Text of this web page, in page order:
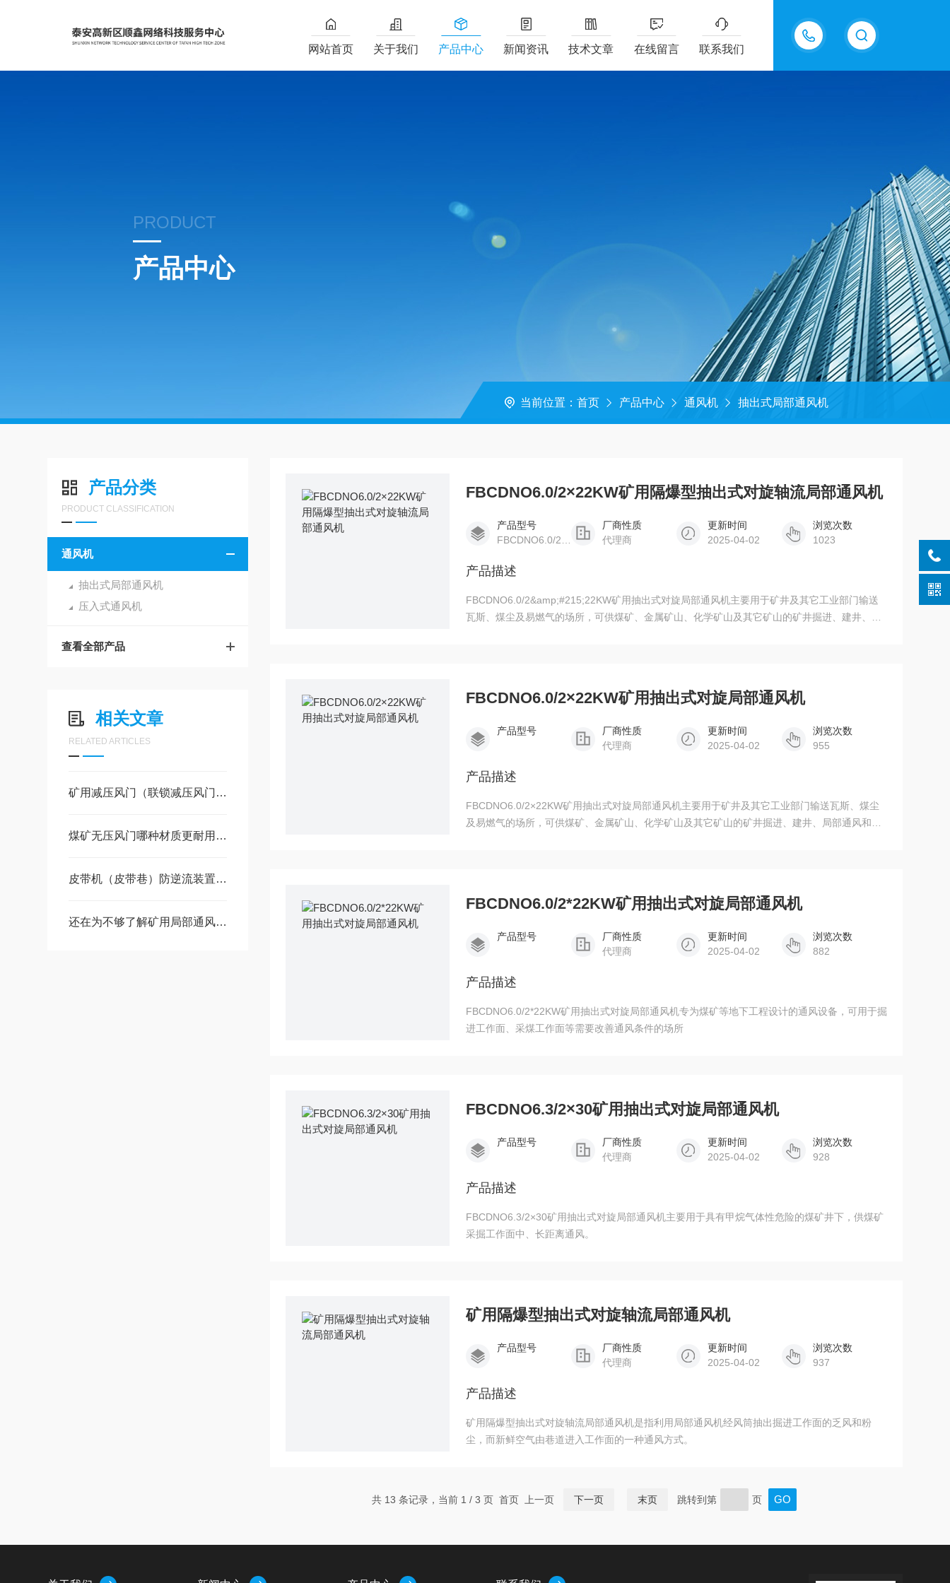
18605483306
网站首页 关于我们 产品中心 新闻资讯 技术文章 在线留言 联系我们
PRODUCT
产品中心
当前位置： 首页 产品中心 通风机 抽出式局部通风机
产品分类
PRODUCT CLASSIFICATION
通风机
抽出式局部通风机
压入式通风机
查看全部产品
相关文章
RELATED ARTICLES
矿用减压风门（联锁减压风门）存在的意义
煤矿无压风门哪种材质更耐用、密封性更好？
皮带机（皮带巷）防逆流装置作用及优势
还在为不够了解矿用局部通风机而苦恼？看这里就可以把问题解决了
FBCDNO6.0/2×22KW矿用隔爆型抽出式对旋轴流局部通风机
产品型号
厂商性质
代理商
更新时间
2025-04-02
浏览次数
1023
产品描述
FBCDNO6.0/2&amp;#215;22KW矿用抽出式对旋局部通风机主要用于矿井及其它工业部门输送
瓦斯、煤尘及易燃气的场所，可供煤矿、金属矿山、化学矿山及其它矿山的矿井掘进、建井、局
FBCDNO6.0/2×22KW矿用抽出式对旋局部通风机
产品型号
厂商性质
代理商
更新时间
2025-04-02
浏览次数
955
产品描述
FBCDNO6.0/2×22KW矿用抽出式对旋局部通风机主要用于矿井及其它工业部门输送瓦斯、煤尘
及易燃气的场所，可供煤矿、金属矿山、化学矿山及其它矿山的矿井掘进、建井、局部通风和隧
FBCDNO6.0/2*22KW矿用抽出式对旋局部通风机
产品型号
厂商性质
代理商
更新时间
2025-04-02
浏览次数
882
产品描述
FBCDNO6.0/2*22KW矿用抽出式对旋局部通风机专为煤矿等地下工程设计的通风设备，可用于掘
进工作面、采煤工作面等需要改善通风条件的场所
FBCDNO6.3/2×30矿用抽出式对旋局部通风机
产品型号
厂商性质
代理商
更新时间
2025-04-02
浏览次数
928
产品描述
FBCDNO6.3/2×30矿用抽出式对旋局部通风机主要用于具有甲烷气体性危险的煤矿井下，供煤矿
采掘工作面中、长距离通风。
矿用隔爆型抽出式对旋轴流局部通风机
产品型号
厂商性质
代理商
更新时间
2025-04-02
浏览次数
937
产品描述
矿用隔爆型抽出式对旋轴流局部通风机是指利用局部通风机经风筒抽出掘进工作面的乏风和粉
尘，而新鲜空气由巷道进入工作面的一种通风方式。
共 13 条记录，当前 1 / 3 页 首页 上一页 下一页 末页 跳转到第 页